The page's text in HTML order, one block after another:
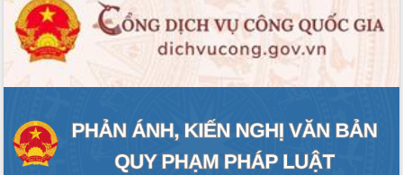
Bàn giải pháp tháo gỡ khó khăn trong
xuất khẩu sầu riêng và triển khai quy
định EUDR
Thứ trưởng Bộ Nông nghiệp và Môi
trường Nguyễn Hoàng Hiệp khảo sát
sầu riêng tại Đắk Lắk
Trình diễn nghệ thuật chế biến các
món ăn từ sầu riêng